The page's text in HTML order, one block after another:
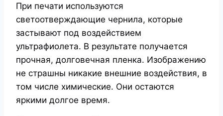
При печати используются
светоотверждающие чернила, которые
застывают под воздействием
ультрафиолета. В результате получается
прочная, долговечная пленка. Изображению
не страшны никакие внешние воздействия, в
том числе химические. Они остаются
яркими долгое время.